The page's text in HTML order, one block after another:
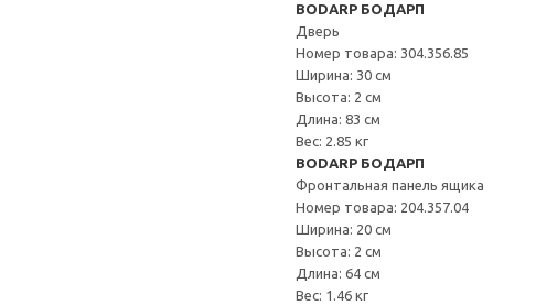
BODARP БОДАРП
Дверь
Номер товара: 304.356.85
Ширина: 30 см
Высота: 2 см
Длина: 83 см
Вес: 2.85 кг
BODARP БОДАРП
Фронтальная панель ящика
Номер товара: 204.357.04
Ширина: 20 см
Высота: 2 см
Длина: 64 см
Вес: 1.46 кг